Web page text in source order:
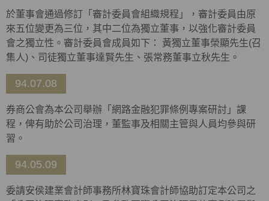
於董事會通過修訂「審計委員會組織規程」，審計委員由原
來五位變更為三位，其中二位為獨立董事，以強化審計委員
會之獨立性。審計委員會成員如下： 黃獨立董事榮顯先生(召
集人)、司徒獨立董事達賢先生、張常務董事立秋先生。
94.07.08
券商公會為本公司舉辦「網路金融犯罪條例專案研討」課
程，俾有助於公司治理，董監事及相關主管與人員均參與研
習。
94.05.09
委請安侯建業會計師事務所林寶珠會計師協助訂定本公司之